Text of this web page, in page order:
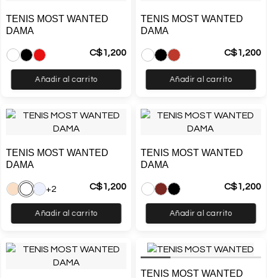
Añadir al carrito
TENIS MOST WANTED
DAMA
C$1,200
Añadir al carrito
TENIS MOST WANTED
DAMA
C$1,200
Añadir al carrito
TENIS MOST WANTED
DAMA
+2 C$1,200
Añadir al carrito
TENIS MOST WANTED
DAMA
C$1,200
TENIS MOST WANTED